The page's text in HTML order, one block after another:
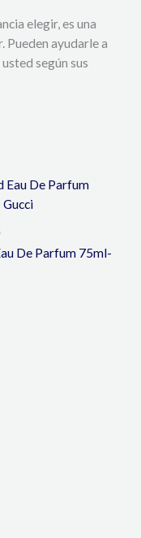
elegir,es una
Pueden ayudarle a
según sus
De Parfum 75ml-